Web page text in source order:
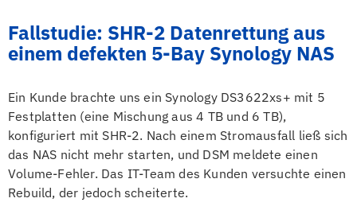
Fallstudie: SHR-2 Datenrettung aus
einem defekten 5-Bay Synology NAS
Ein Kunde brachte uns ein Synology DS3622xs+ mit 5
Festplatten (eine Mischung aus 4 TB und 6 TB),
konfiguriert mit SHR-2. Nach einem Stromausfall ließ sich
das NAS nicht mehr starten, und DSM meldete einen
Volume-Fehler. Das IT-Team des Kunden versuchte einen
Rebuild, der jedoch scheiterte.